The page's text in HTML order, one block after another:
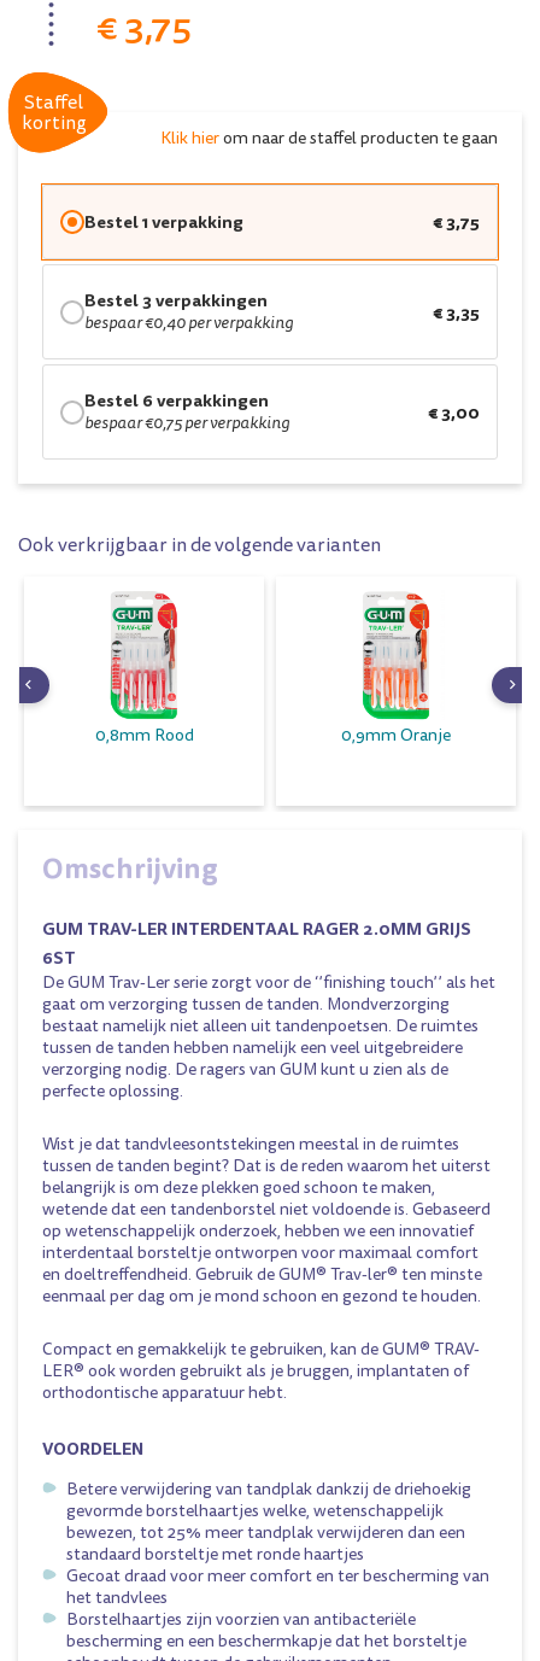
€ 3,75
Staffel
korting
Klik hierom naar de staffel producten te gaan
Staffel
korting
Bestel 1 verpakking € 3,75
Bestel 3 verpakkingen
bespaar €0,40 per verpakking € 3,35
Bestel 6 verpakkingen
bespaar €0,75 per verpakking € 3,00
Ook verkrijgbaar in de volgende varianten
0,8mm Rood 0,9mm Oranje
Omschrijving
GUM TRAV-LER INTERDENTAAL RAGER 2.0MM GRIJS
6ST
De GUM Trav-Ler serie zorgt voor de ‘’finishing touch’’ als het
gaat om verzorging tussen de tanden. Mondverzorging
bestaat namelijk niet alleen uit tandenpoetsen. De ruimtes
tussen de tanden hebben namelijk een veel uitgebreidere
verzorging nodig. De ragers van GUM kunt u zien als de
perfecte oplossing.
Wist je dat tandvleesontstekingen meestal in de ruimtes
tussen de tanden begint? Dat is de reden waarom het uiterst
belangrijk is om deze plekken goed schoon te maken,
wetende dat een tandenborstel niet voldoende is. Gebaseerd
op wetenschappelijk onderzoek, hebben we een innovatief
interdentaal borsteltje ontworpen voor maximaal comfort
en doeltreffendheid. Gebruik de GUM® Trav-ler® ten minste
eenmaal per dag om je mond schoon en gezond te houden.
Compact en gemakkelijk te gebruiken, kan de GUM® TRAV-
LER® ook worden gebruikt als je bruggen, implantaten of
orthodontische apparatuur hebt.
VOORDELEN
Betere verwijdering van tandplak dankzij de driehoekig
gevormde borstelhaartjes welke, wetenschappelijk
bewezen, tot 25% meer tandplak verwijderen dan een
standaard borsteltje met ronde haartjes
Gecoat draad voor meer comfort en ter bescherming van
het tandvlees
Borstelhaartjes zijn voorzien van antibacteriële
bescherming en een beschermkapje dat het borsteltje